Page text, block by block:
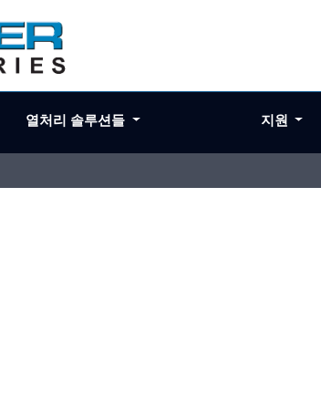
열처리 솔루션들 지원